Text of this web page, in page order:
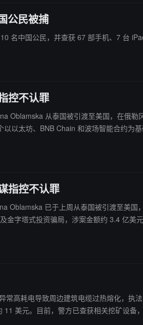
公民被捕
名中国公民，并查获 67 部手机、7 台
控不认罪
从泰国被引渡至美国，在俄
以太坊、BNB Chain 和波场智能合约为
指控不认罪
已于上周从泰国被引渡至美国
字塔式投资骗局，涉案金额约 3.4 亿
高耗电导致周边建筑电缆过热熔化，执
美元。目前，警方已查获相关挖矿设备